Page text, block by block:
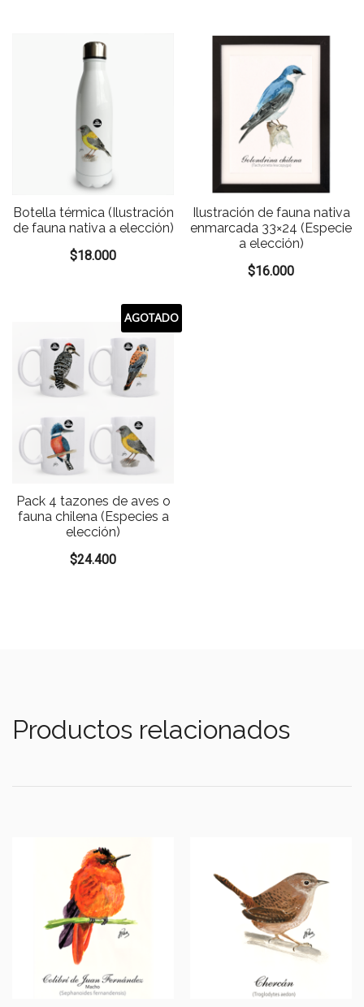
Botella térmica (Ilustración
de fauna nativa a elección)
$18.000
Ilustración de fauna nativa
enmarcada 33×24 (Especie
a elección)
$16.000
AGOTADO
Pack 4 tazones de aves o
fauna chilena (Especies a
elección)
$24.400
Productos relacionados